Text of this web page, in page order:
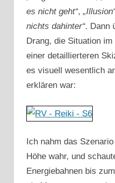
es nicht geht“,
nichts dahinter“. Dann
Drang, die Situation
einer detaillierteren
es visuell wesentlich
erklären war:
Ich nahm das
Höhe wahr, und
Energiebahnen bis